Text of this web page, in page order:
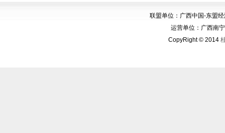
联盟单位：广西中国-东盟
运营单位：广西南
CopyRight © 2014